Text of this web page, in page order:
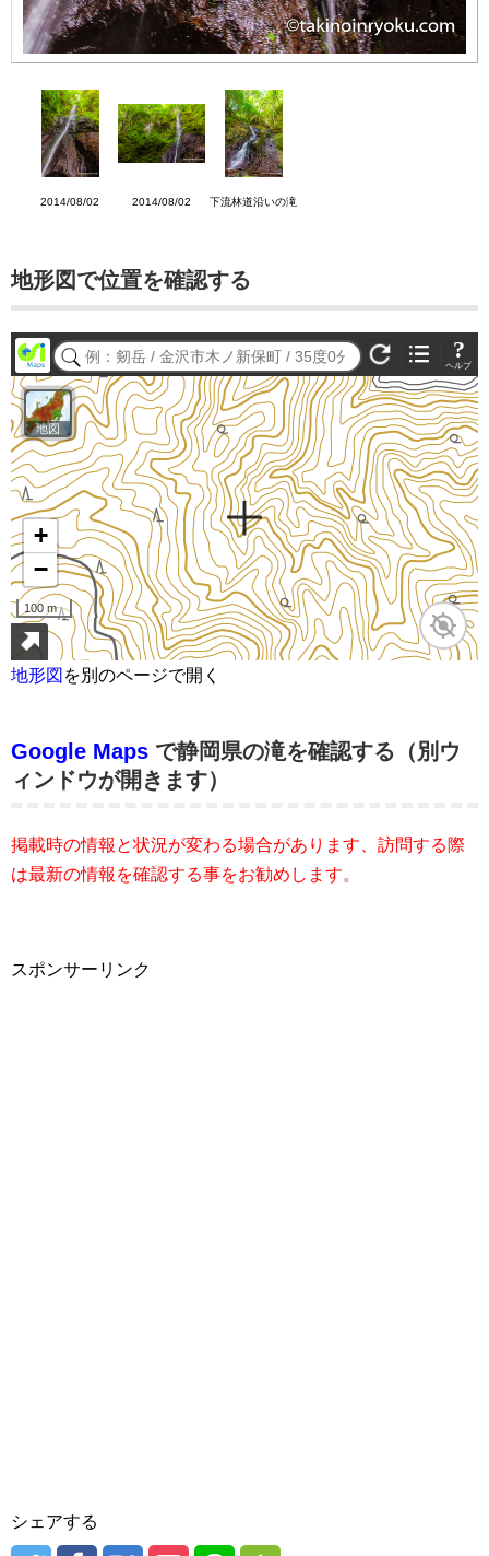
2014/08/02 2014/08/02 下流林道沿いの滝
地形図で位置を確認する
地形図 を別のページで開く
Google Maps で静岡県の滝を確認する（別ウ
ィンドウが開きます）
掲載時の情報と状況が変わる場合があります、訪問する際
は最新の情報を確認する事をお勧めします。
スポンサーリンク
シェアする